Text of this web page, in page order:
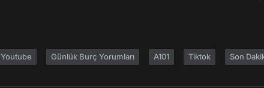
Youtube Günlük Burç Yorumları A101 Tiktok Son